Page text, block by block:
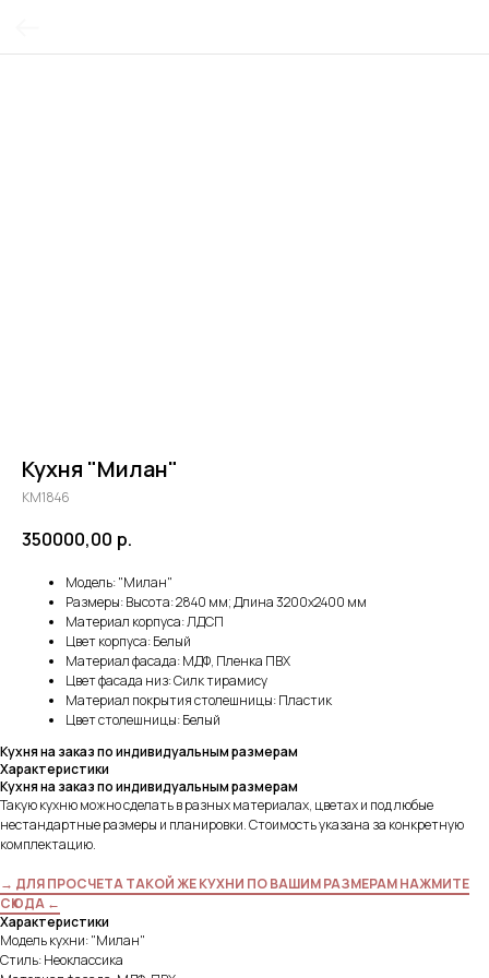
Кухня "Милан"
KM1846
350000,00 р.
Модель: "Милан"
Размеры: Высота: 2840 мм; Длина 3200х2400 мм
Материал корпуса: ЛДСП
Цвет корпуса: Белый
Материал фасада: МДФ, Пленка ПВХ
Цвет фасада низ: Силк тирамису
Материал покрытия столешницы: Пластик
Цвет столешницы: Белый
Кухня на заказ по индивидуальным размерам
Характеристики
Кухня на заказ по индивидуальным размерам
Такую кухню можно сделать в разных материалах, цветах и под любые
нестандартные размеры и планировки. Стоимость указана за конкретную
комплектацию.
→ ДЛЯ ПРОСЧЕТА ТАКОЙ ЖЕ КУХНИ ПО ВАШИМ РАЗМЕРАМ НАЖМИТЕ
СЮДА ←
Характеристики
Модель кухни: "Милан"
Стиль: Неоклассика